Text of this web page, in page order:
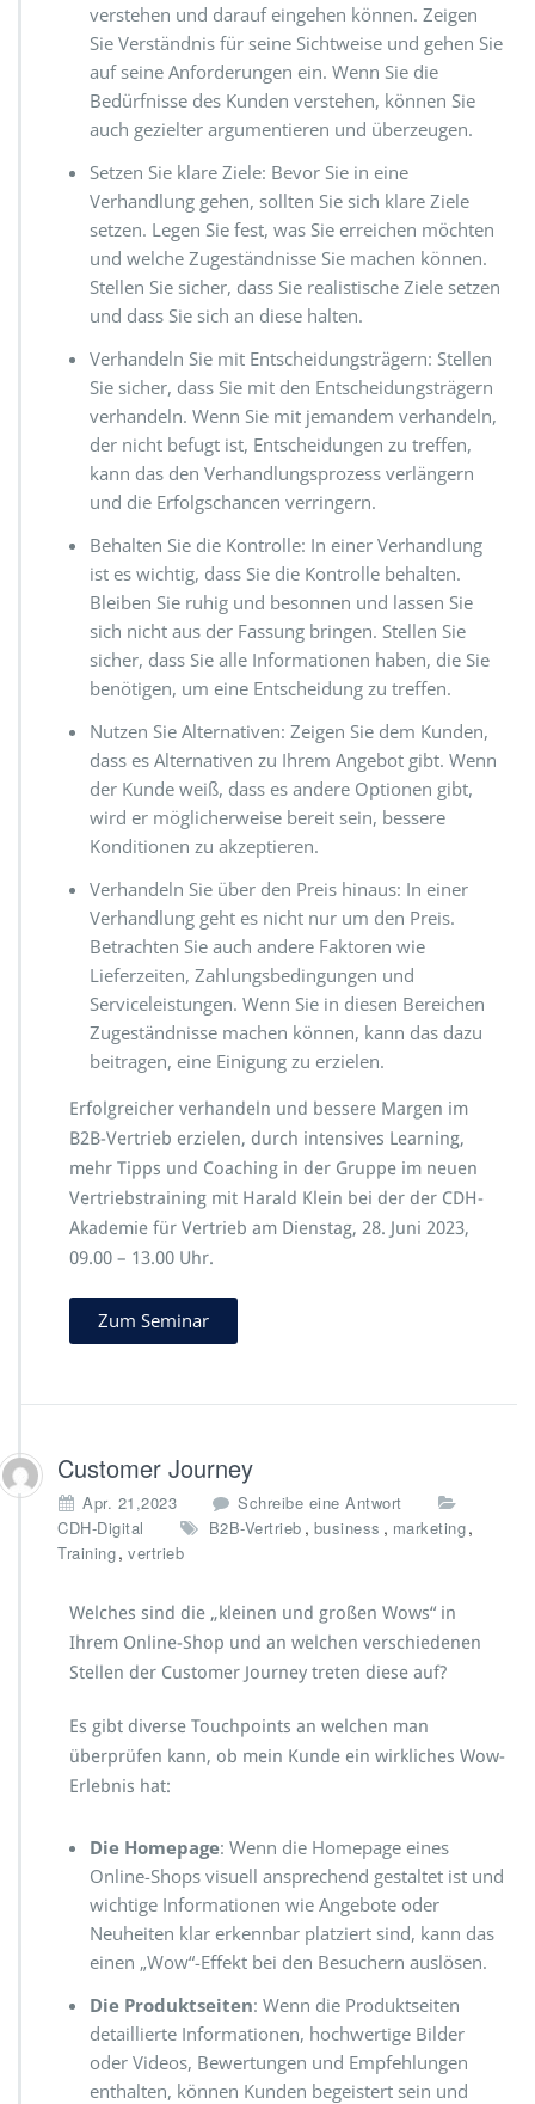
verstehen und darauf eingehen können. Zeigen
Sie Verständnis für seine Sichtweise und gehen Sie
auf seine Anforderungen ein. Wenn Sie die
Bedürfnisse des Kunden verstehen, können Sie
auch gezielter argumentieren und überzeugen.
Setzen Sie klare Ziele: Bevor Sie in eine
Verhandlung gehen, sollten Sie sich klare Ziele
setzen. Legen Sie fest, was Sie erreichen möchten
und welche Zugeständnisse Sie machen können.
Stellen Sie sicher, dass Sie realistische Ziele setzen
und dass Sie sich an diese halten.
Verhandeln Sie mit Entscheidungsträgern: Stellen
Sie sicher, dass Sie mit den Entscheidungsträgern
verhandeln. Wenn Sie mit jemandem verhandeln,
der nicht befugt ist, Entscheidungen zu treffen,
kann das den Verhandlungsprozess verlängern
und die Erfolgschancen verringern.
Behalten Sie die Kontrolle: In einer Verhandlung
ist es wichtig, dass Sie die Kontrolle behalten.
Bleiben Sie ruhig und besonnen und lassen Sie
sich nicht aus der Fassung bringen. Stellen Sie
sicher, dass Sie alle Informationen haben, die Sie
benötigen, um eine Entscheidung zu treffen.
Nutzen Sie Alternativen: Zeigen Sie dem Kunden,
dass es Alternativen zu Ihrem Angebot gibt. Wenn
der Kunde weiß, dass es andere Optionen gibt,
wird er möglicherweise bereit sein, bessere
Konditionen zu akzeptieren.
Verhandeln Sie über den Preis hinaus: In einer
Verhandlung geht es nicht nur um den Preis.
Betrachten Sie auch andere Faktoren wie
Lieferzeiten, Zahlungsbedingungen und
Serviceleistungen. Wenn Sie in diesen Bereichen
Zugeständnisse machen können, kann das dazu
beitragen, eine Einigung zu erzielen.
Erfolgreicher verhandeln und bessere Margen im
B2B-Vertrieb erzielen, durch intensives Learning,
mehr Tipps und Coaching in der Gruppe im neuen
Vertriebstraining mit Harald Klein bei der der CDH-
Akademie für Vertrieb am Dienstag, 28. Juni 2023,
09.00 – 13.00 Uhr.
Zum Seminar
Customer Journey
Apr. 21,2023
Schreibe eine Antwort
CDH-Digital
B2B-Vertrieb , business , marketing,
Training, vertrieb
Welches sind die „kleinen und großen Wows“ in
Ihrem Online-Shop und an welchen verschiedenen
Stellen der Customer Journey treten diese auf?
Es gibt diverse Touchpoints an welchen man
überprüfen kann, ob mein Kunde ein wirkliches Wow-
Erlebnis hat:
Die Homepage: Wenn die Homepage eines
Online-Shops visuell ansprechend gestaltet ist und
wichtige Informationen wie Angebote oder
Neuheiten klar erkennbar platziert sind, kann das
einen „Wow“-Effekt bei den Besuchern auslösen.
Die Produktseiten: Wenn die Produktseiten
detaillierte Informationen, hochwertige Bilder
oder Videos, Bewertungen und Empfehlungen
enthalten, können Kunden begeistert sein und